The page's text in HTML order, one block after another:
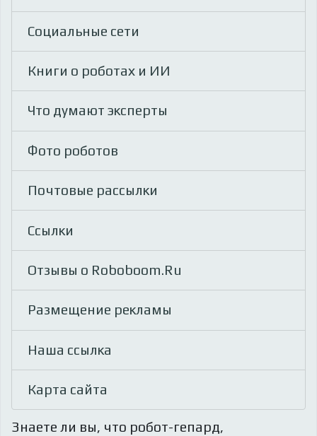
Социальные сети
Книги о роботах и ИИ
Что думают эксперты
Фото роботов
Почтовые рассылки
Ссылки
Отзывы о Roboboom.Ru
Размещение рекламы
Наша ссылка
Карта сайта
Знаете ли вы, что робот-гепард,